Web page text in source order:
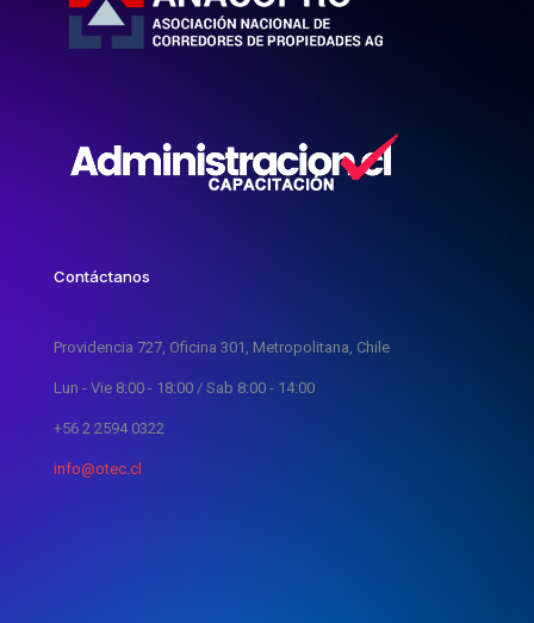
Contáctanos
Providencia 727, Oficina 301, Metropolitana, Chile
Lun - Vie 8:00 - 18:00 / Sab 8:00 - 14:00
+56 2 2594 0322
info@otec.cl